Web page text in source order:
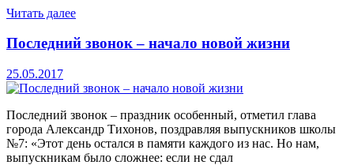
Читать далее
Последний звонок – начало новой жизни
25.05.2017
Последний звонок – праздник особенный, отметил глава
города Александр Тихонов, поздравляя выпускников школы
№7: «Этот день остался в памяти каждого из нас. Но нам,
выпускникам было сложнее: если не сдал